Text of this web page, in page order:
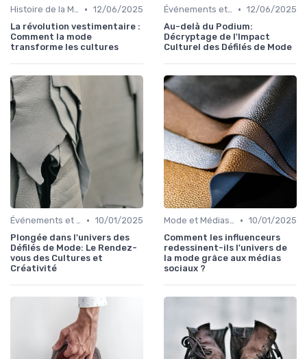
Histoire de la Mode • 12/06/2025
La révolution vestimentaire :
Comment la mode
transforme les cultures
Événements et Défilés de Mode • 12/06/2025
Au-delà du Podium:
Décryptage de l'Impact
Culturel des Défilés de Mode
Événements et Défilés de Mode • 10/01/2025
Plongée dans l'univers des
Défilés de Mode: Le Rendez-
vous des Cultures et
Créativité
Mode et Médias Sociaux • 10/01/2025
Comment les influenceurs
redessinent-ils l'univers de
la mode grâce aux médias
sociaux ?